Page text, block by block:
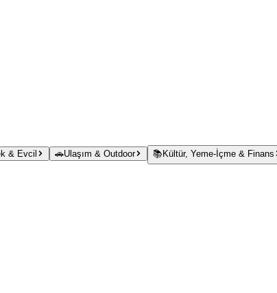
& Evcil 🚗Ulaşım & Outdoor 📚 Kültür, Yeme-İçme & Finans